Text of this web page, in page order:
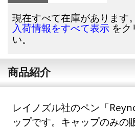
現在すべて在庫があります。
入荷情報をすべて表示 をク
い。
商品紹介
レイノズル社のペン「
ップです。キャップのみの